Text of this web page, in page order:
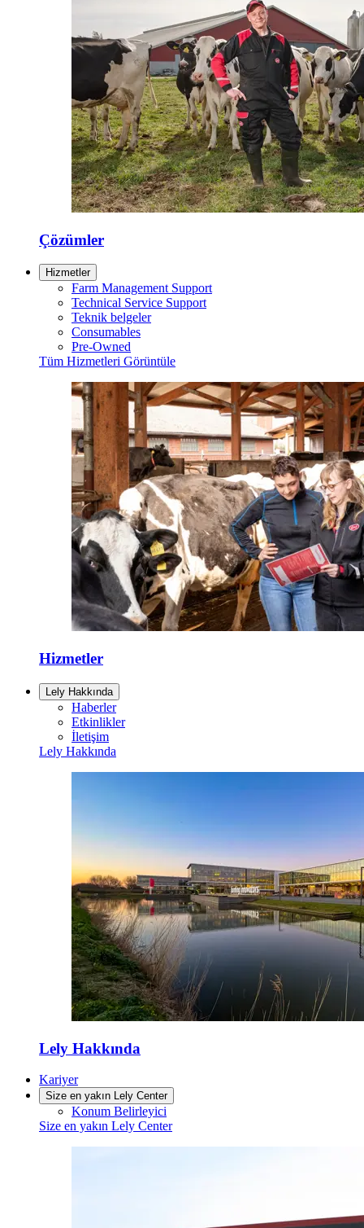
Çözümler
Hizmetler
Farm Management Support
Technical Service Support
Teknik belgeler
Consumables
Pre-Owned
Tüm Hizmetleri Görüntüle
Hizmetler
Lely Hakkında
Haberler
Etkinlikler
İletişim
Lely Hakkında
Lely Hakkında
Kariyer
Size en yakın Lely Center
Konum Belirleyici
Size en yakın Lely Center